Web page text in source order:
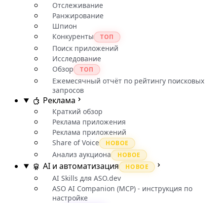
Отслеживание
Ранжирование
Шпион
Конкуренты
ТОП
Поиск приложений
Исследование
Обзор
ТОП
Ежемесячный отчёт по рейтингу поисковых
запросов
Реклама
Краткий обзор
Реклама приложения
Реклама приложений
Share of Voice
НОВОЕ
Анализ аукциона НОВОЕ
AI и автоматизация НОВОЕ
AI Skills для ASO.dev
ASO AI Companion (MCP) - инструкция по
настройке